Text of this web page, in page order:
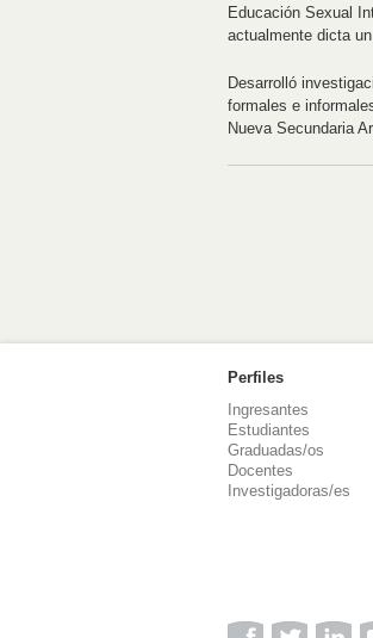
Educación Sexual
actualmente dicta
Desarrolló
formales e
Nueva Secundaria
Perfiles
Ingresantes
Estudiantes
Graduadas/os
Docentes
Investigadoras/es